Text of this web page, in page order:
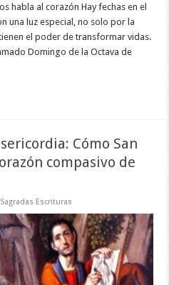
habla al corazón Hay fechas en el
una luz especial, no solo por la
el poder de transformar vidas.
Domingo de la Octava de
Cómo San
compasivo de
Sagradas Escrituras